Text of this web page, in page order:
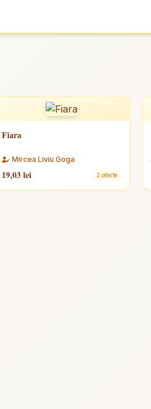
Fiara
Mircea Liviu Goga
19,03 lei 2 oferte